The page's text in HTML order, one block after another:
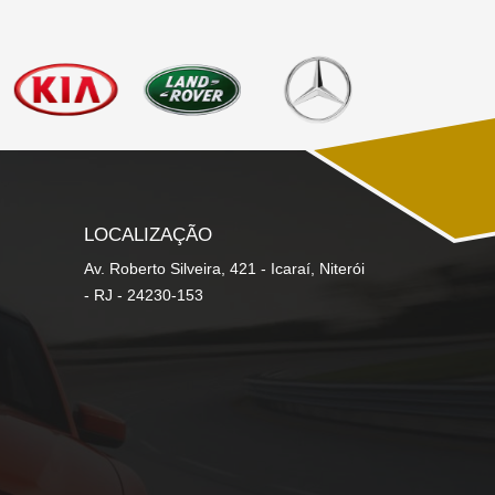
LOCALIZAÇÃO
Av. Roberto Silveira, 421 - Icaraí, Niterói
- RJ - 24230-153